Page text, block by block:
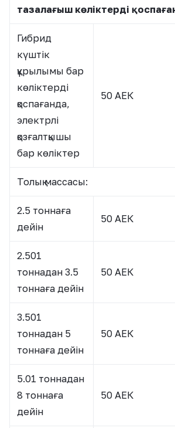
тазалағыш көліктерді
Гибрид
күштік
құрылымы бар
көліктерді
қоспағанда,
электрлі
қозғалтқышы
бар көліктер
50 АЕК
Толық массасы:
2.5 тоннаға
дейін
50 АЕК
2.501
тоннадан 3.5
тоннаға дейін
50 АЕК
3.501
тоннадан 5
тоннаға дейін
50 АЕК
5.01 тоннадан
8 тоннаға
дейін
50 АЕК